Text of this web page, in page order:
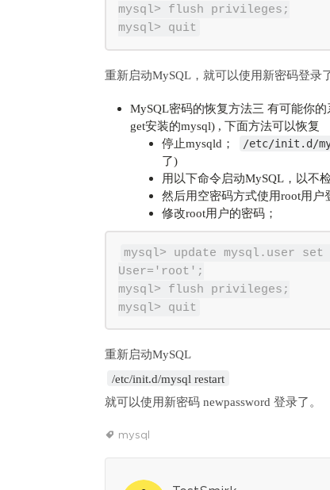
mysql> flush privileges;
重新启动MySQL，就可以使用新密码登录
MySQL密码的恢复方法三 有可能你
get安装的mysql) , 下面方法可以恢复
停止mysqld；
/etc/init.d/
了)
用以下命令启动MySQL，以不
然后用空密码方式使用root用户
修改root用户的密码；
mysql> update mysql.user set
User='root';
mysql> flush privileges;
/etc/init.d/mysql restart
就可以使用新密码 newpassword 登录了。
mysql